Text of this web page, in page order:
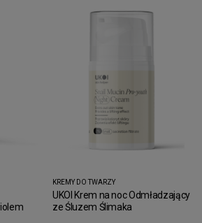
KREMY DO TWARZY
UKOI Krem na noc Odmładzający
ze Śluzem Ślimaka